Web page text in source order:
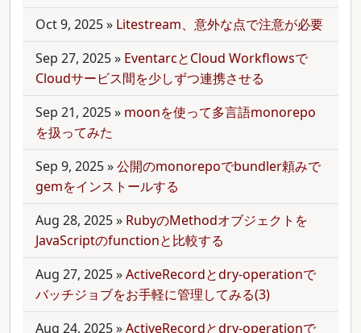
Oct 9, 2025» Litestream、意外な点で注意が必要
Sep 27, 2025» EventarcとCloud Workflowsで
Cloudサービス間を少しずつ連携させる
Sep 21, 2025» moonを使って多言語monorepo
を扱ってみた
Sep 9, 2025»公開のmonorepoでbundler頼みで
gemをインストールする
Aug 28, 2025» RubyのMethodオブジェクトを
JavaScriptのfunctionと比較する
Aug 27, 2025»ActiveRecordとdry-operationで
バッチジョブをお手軽に管理してみる(3)
Aug 24, 2025»ActiveRecordとdry-operationで